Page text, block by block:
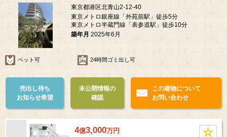
東京都港区北青山2-12-40
東京メトロ銀座線「外苑前駅」徒歩5分
東京メトロ半蔵門線「表参道駅」徒歩10分
築年月 2025年6月
ペット可 24時間ゴミ出し可
売出し待ち
お知らせ希望
未公開情報の
確認
この建物について
お問い合わせ
4億3,000万円